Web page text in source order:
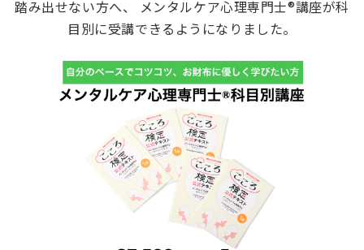
踏み出せない方へ、 メンタルケア心理専門士®講座が科
目別に受講できるようになりました。